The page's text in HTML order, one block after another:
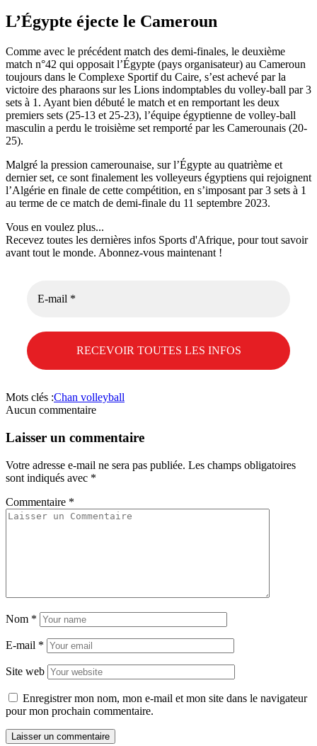
L’Égypte éjecte le Cameroun
Comme avec le précédent match des demi-finales, le deuxième
match n°42 qui opposait l’Égypte (pays organisateur) au Cameroun
toujours dans le Complexe Sportif du Caire, s’est achevé par la
victoire des pharaons sur les Lions indomptables du volley-ball par 3
sets à 1. Ayant bien débuté le match et en remportant les deux
premiers sets (25-13 et 25-23), l’équipe égyptienne de volley-ball
masculin a perdu le troisième set remporté par les Camerounais (20-
25).
Malgré la pression camerounaise, sur l’Égypte au quatrième et
dernier set, ce sont finalement les volleyeurs égyptiens qui rejoignent
l’Algérie en finale de cette compétition, en s’imposant par 3 sets à 1
au terme de ce match de demi-finale du 11 septembre 2023.
Vous en voulez plus...
Recevez toutes les dernières infos Sports d'Afrique, pour tout savoir
avant tout le monde. Abonnez-vous maintenant !
Mots clés :Chan volleyball
Aucun commentaire
Laisser un commentaire
Votre adresse e-mail ne sera pas publiée. Les champs obligatoires
sont indiqués avec *
Commentaire *
Nom *
E-mail *
Site web
Enregistrer mon nom, mon e-mail et mon site dans le navigateur
pour mon prochain commentaire.